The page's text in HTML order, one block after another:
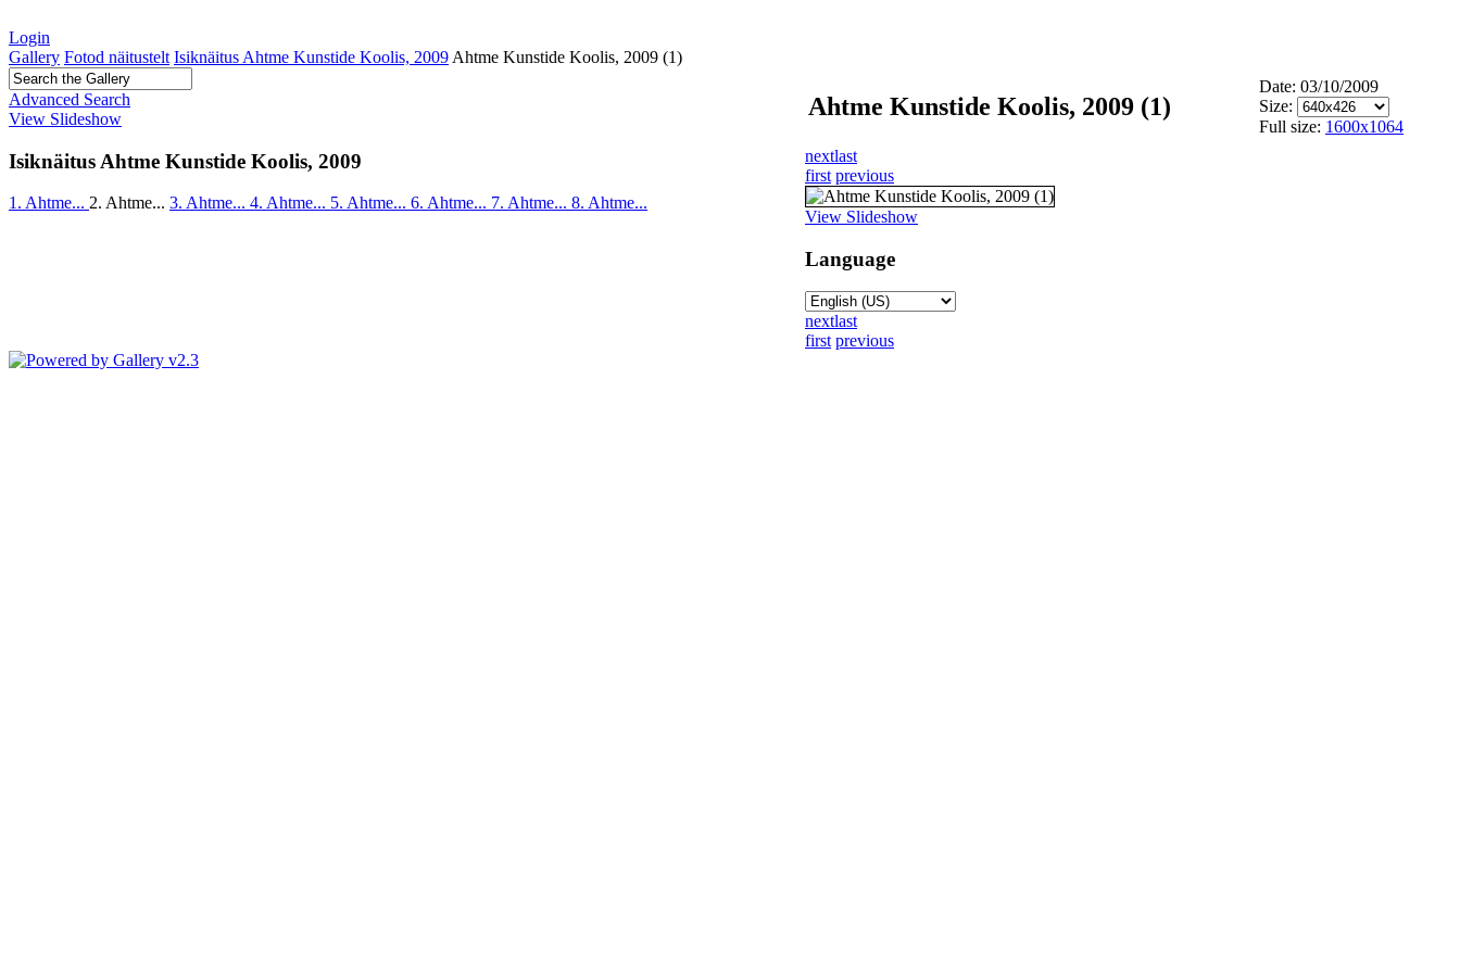
Login
Gallery Fotod näitustelt Isiknäitus Ahtme Kunstide Koolis, 2009 Ahtme Kunstide Koolis, 2009 (1)
Advanced Search
View Slideshow
Isiknäitus Ahtme Kunstide Koolis, 2009
1. Ahtme... 2. Ahtme... 3. Ahtme... 4. Ahtme... 5. Ahtme... 6. Ahtme... 7. Ahtme... 8. Ahtme...
Ahtme Kunstide Koolis, 2009 (1)
Date: 03/10/2009
Size:
Full size: 1600x1064
nextlast
first previous
View Slideshow
Language
nextlast
first previous